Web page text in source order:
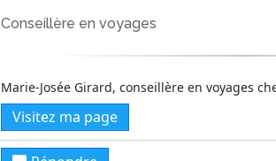
Conseillère en voyages
Marie-Josée Girard, conseillère en voyages
Visitez ma page